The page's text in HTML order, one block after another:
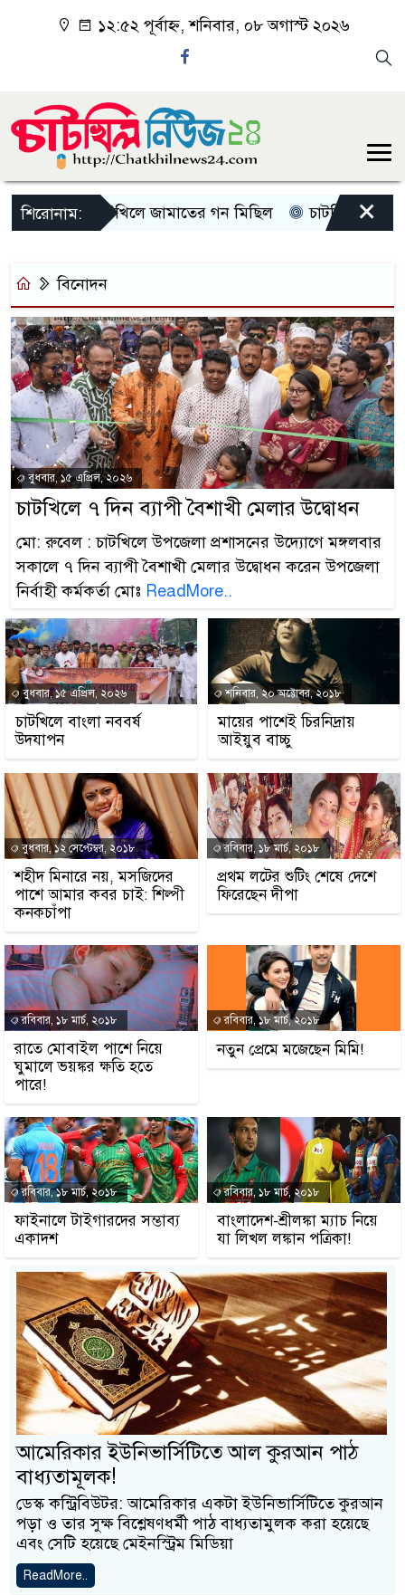
১২:৫২ পূর্বাহ্ন, শনিবার, ০৮ অগাস্ট ২০২৬
শিরোনাম:চাটখিলে জামাতের গন মিছিল চাটখিলে পানিতে
×
বিনোদন
বুধবার, ১৫ এপ্রিল, ২০২৬
চাটখিলে ৭ দিন ব্যাপী বৈশাখী মেলার উদ্বোধন
মো: রুবেল : চাটখিলে উপজেলা প্রশাসনের উদ্যোগে মঙ্গলবার
সকালে ৭ দিন ব্যাপী বৈশাখী মেলার উদ্বোধন করেন উপজেলা
নির্বাহী কর্মকর্তা মোঃ ReadMore..
বুধবার, ১৫ এপ্রিল, ২০২৬
চাটখিলে বাংলা নববর্ষ
উদযাপন
শনিবার, ২০ অক্টোবর, ২০১৮
মায়ের পাশেই চিরনিদ্রায়
আইয়ুব বাচ্চু
বুধবার, ১২ সেপ্টেম্বর, ২০১৮
শহীদ মিনারে নয়, মসজিদের
পাশে আমার কবর চাই: শিল্পী
কনকচাঁপা
রবিবার, ১৮ মার্চ, ২০১৮
প্রথম লটের শুটিং শেষে দেশে
ফিরেছেন দীপা
রবিবার, ১৮ মার্চ, ২০১৮
রাতে মোবাইল পাশে নিয়ে
ঘুমালে ভয়ঙ্কর ক্ষতি হতে
পারে!
রবিবার, ১৮ মার্চ, ২০১৮
নতুন প্রেমে মজেছেন মিমি!
রবিবার, ১৮ মার্চ, ২০১৮
ফাইনালে টাইগারদের সম্ভাব্য
একাদশ
রবিবার, ১৮ মার্চ, ২০১৮
বাংলাদেশ-শ্রীলঙ্কা ম্যাচ নিয়ে
যা লিখল লঙ্কান পত্রিকা!
আমেরিকার ইউনিভার্সিটিতে আল কুরআন পাঠ
বাধ্যতামূলক!
ডেস্ক কন্ট্রিবিউটর: আমেরিকার একটা ইউনিভার্সিটিতে কুরআন
পড়া ও তার সুক্ষ বিশ্লেষণধর্মী পাঠ বাধ্যতামুলক করা হয়েছে
এবং সেটি হয়েছে মেইনস্ট্রিম মিডিয়া
ReadMore..